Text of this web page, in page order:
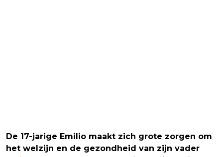
De 17-jarige Emilio maakt zich grote zorgen om
het welzijn en de gezondheid van zijn vader